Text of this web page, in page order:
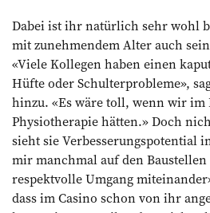
Dabei ist ihr natürlich sehr wohl
mit zunehmendem Alter auch
«Viele Kollegen haben einen
Hüfte oder Schulterprobleme»,
hinzu. «Es wäre toll, wenn wir im
Physiotherapie hätten.» Doch
sieht sie Verbesserungspotential
mir manchmal auf den
respektvolle Umgang
dass im Casino schon von ihr